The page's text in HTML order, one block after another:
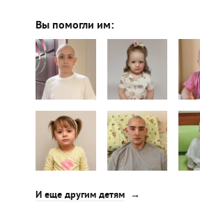
Вы помогли им:
И еще другим детям